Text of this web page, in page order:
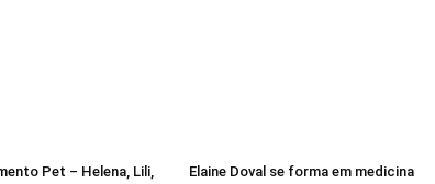
Pet – Helena, Lili,
Elaine Doval se forma em medicina